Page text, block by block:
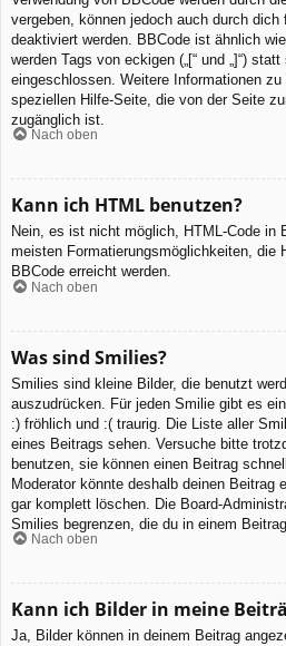
vergeben, können jedoch auch durch dich
deaktiviert werden. BBCode ist ähnlich
werden Tags von eckigen („[“ und „]“)
eingeschlossen. Weitere Informationen
speziellen Hilfe-Seite, die von der Seite
zugänglich ist.
Nach oben
Kann ich HTML benutzen?
Nein, es ist nicht möglich, HTML-Code in
meisten Formatierungsmöglichkeiten, die
BBCode erreicht werden.
Nach oben
Was sind Smilies?
Smilies sind kleine Bilder, die benutzt
auszudrücken. Für jeden Smilie gibt es
:) fröhlich und :( traurig. Die Liste aller
eines Beitrags sehen. Versuche bitte
benutzen, sie können einen Beitrag
Moderator könnte deshalb deinen Beitrag
gar komplett löschen. Die Board-
Smilies begrenzen, die du in einem
Nach oben
Kann ich Bilder in meine
Ja, Bilder können in deinem Beitrag